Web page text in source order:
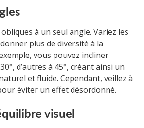
à un seul angle. Variez les
plus de diversité à la
vous pouvez incliner
d’autres à 45°, créant ainsi un
et fluide. Cependant, veillez à
éviter un effet désordonné.
visuel